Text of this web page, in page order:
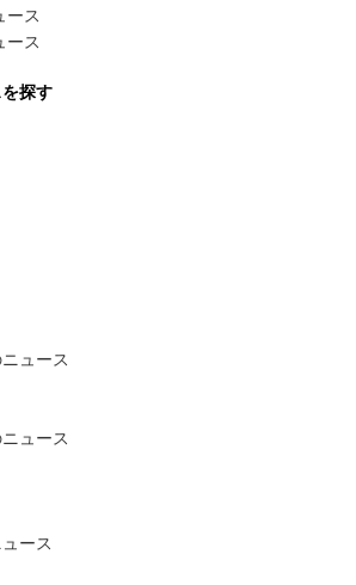
ース
ース
探す
ュース
ュース
ース